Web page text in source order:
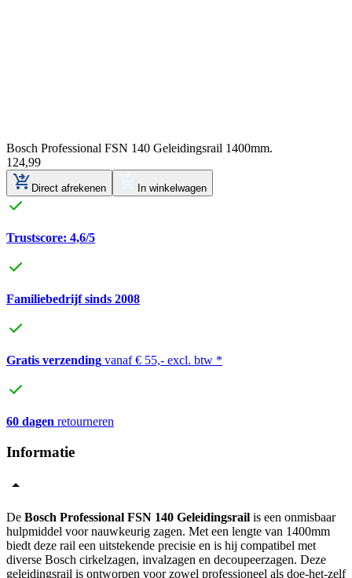
Bosch Professional FSN 140 Geleidingsrail 1400mm.
124,99
Direct afrekenen In winkelwagen
Trustscore: 4,6/5
Familiebedrijf sinds 2008
Gratis verzending vanaf € 55,- excl. btw *
60 dagen retourneren
Informatie
De Bosch Professional FSN 140 Geleidingsrail is een onmisbaar
hulpmiddel voor nauwkeurig zagen. Met een lengte van 1400mm
biedt deze rail een uitstekende precisie en is hij compatibel met
diverse Bosch cirkelzagen, invalzagen en decoupeerzagen. Deze
geleidingsrail is ontworpen voor zowel professioneel als doe-het-zelf